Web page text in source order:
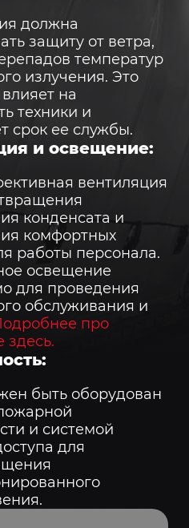
должна
защиту от ветра,
температур
излучения. Это
на
техники и
срок ее службы.
и освещение:
вентиляция
конденсата и
комфортных
работы персонала.
освещение
для проведения
обслуживания и
про
здесь.
быть оборудован
и системой
для